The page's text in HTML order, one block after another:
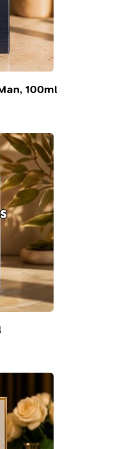
100ml